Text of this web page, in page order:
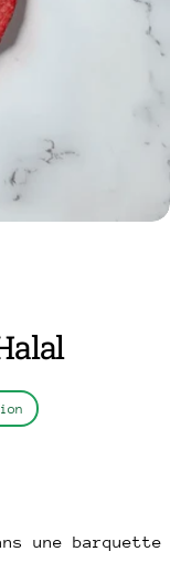
une barquette